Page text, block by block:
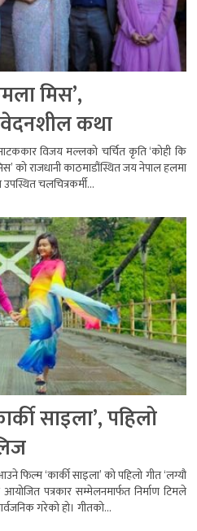
मिस’,
कथा
विजय मल्लको चर्चित कृति ‘कोही कि
को राजधानी काठमाडौंस्थित जय नेपाल हलमा
उपस्थित चलचित्रकर्मी...
साइला’, पहिलो
फिल्म ‘कार्की साइला’ को पहिलो गीत ‘लग्यौ
पत्रकार सम्मेलनमार्फत निर्माण टिमले
गरेको हो। गीतको...